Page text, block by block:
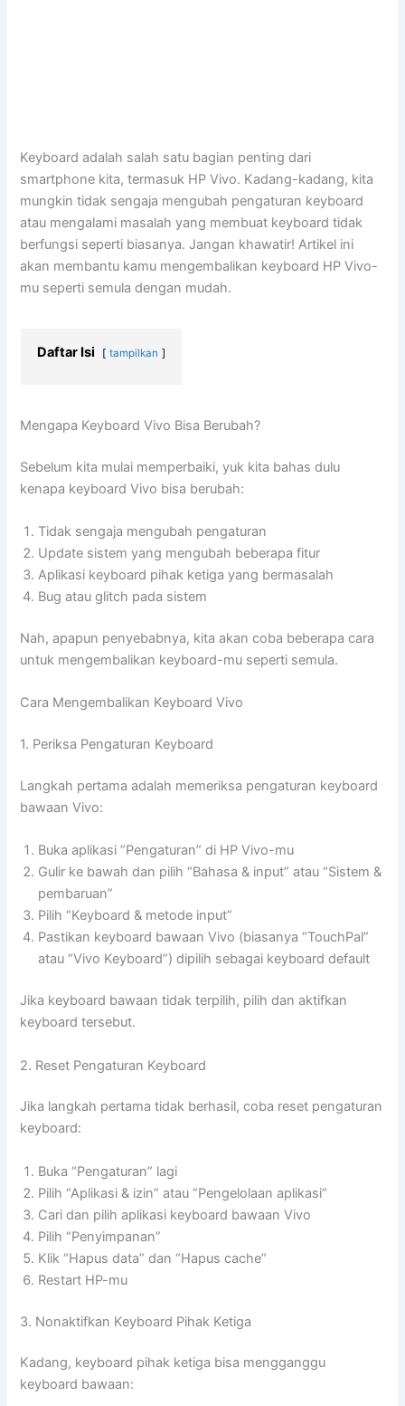
Keyboard adalah salah satu bagian penting dari
smartphone kita, termasuk HP Vivo. Kadang-kadang, kita
mungkin tidak sengaja mengubah pengaturan keyboard
atau mengalami masalah yang membuat keyboard tidak
berfungsi seperti biasanya. Jangan khawatir! Artikel ini
akan membantu kamu mengembalikan keyboard HP Vivo-
mu seperti semula dengan mudah.
Daftar Isi tampilkan
Mengapa Keyboard Vivo Bisa Berubah?
Sebelum kita mulai memperbaiki, yuk kita bahas dulu
kenapa keyboard Vivo bisa berubah:
Tidak sengaja mengubah pengaturan
Update sistem yang mengubah beberapa fitur
Aplikasi keyboard pihak ketiga yang bermasalah
Bug atau glitch pada sistem
Nah, apapun penyebabnya, kita akan coba beberapa cara
untuk mengembalikan keyboard-mu seperti semula.
Cara Mengembalikan Keyboard Vivo
1. Periksa Pengaturan Keyboard
Langkah pertama adalah memeriksa pengaturan keyboard
bawaan Vivo:
Buka aplikasi “Pengaturan” di HP Vivo-mu
Gulir ke bawah dan pilih “Bahasa & input” atau “Sistem &
pembaruan”
Pilih “Keyboard & metode input”
Pastikan keyboard bawaan Vivo (biasanya “TouchPal”
atau “Vivo Keyboard”) dipilih sebagai keyboard default
Jika keyboard bawaan tidak terpilih, pilih dan aktifkan
keyboard tersebut.
2. Reset Pengaturan Keyboard
Jika langkah pertama tidak berhasil, coba reset pengaturan
keyboard:
Buka “Pengaturan” lagi
Pilih “Aplikasi & izin” atau “Pengelolaan aplikasi”
Cari dan pilih aplikasi keyboard bawaan Vivo
Pilih “Penyimpanan”
Klik “Hapus data” dan “Hapus cache”
Restart HP-mu
3. Nonaktifkan Keyboard Pihak Ketiga
Kadang, keyboard pihak ketiga bisa mengganggu
keyboard bawaan: